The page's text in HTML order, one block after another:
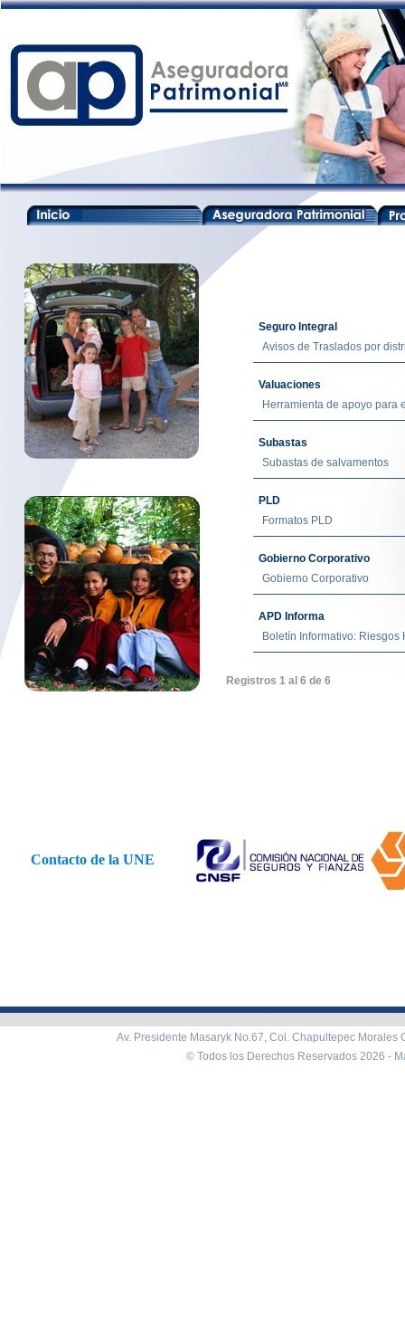
Seguro Integral
Avisos de Traslados por
Valuaciones
Herramienta de apoyo para
Subastas
Subastas de salvamentos
PLD
Formatos PLD
Gobierno Corporativo
Gobierno Corporativo
APD Informa
Boletín Informativo:
Registros 1 al 6 de 6
Contacto de la UNE
Av. Presidente Masaryk No.67, Col. Chapultepec
© Todos los Derechos Reservados 2026 -